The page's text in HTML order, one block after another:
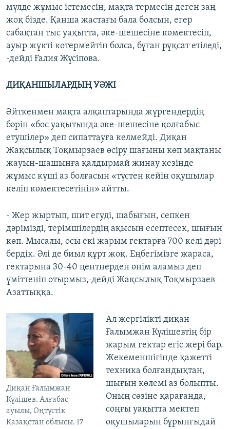
мүлде жұмыс істемесін, мақта термесін деген заң
жоқ бізде. Қанша жастағы бала болсын, егер
сабақтан тыс уақытта, әке-шешесіне көмектесіп,
ауыр жүкті көтермейтін болса, бұған рұқсат етіледі,
-дейді Ғалия Жүсіпова.
ДИҚАНШЫЛАРДЫҢ УӘЖІ
Әйткенмен мақта алқаптарында жүргендердің
бәрін «бос уақытында әке-шешесіне қолғабыс
етушілер» деп сипаттауға келмейді. Диқан
Жақсылық Тоқмырзаев өсіру шағыны көп мақтаны
жауын-шашынға қалдырмай жинау кезінде
жұмыс күші аз болғасын «түстен кейін оқушылар
келіп көмектесетінін» айтты.
- Жер жыртып, шит егуді, шабығын, сепкен
дәрімізді, терімшілердің ақысын есептесек, шығын
көп. Мысалы, осы екі жарым гектарға 700 келі дәрі
бердік. Әлі де биыл құрт жоқ. Еңбегімізге жараса,
гектарына 30-40 центнерден өнім аламыз деп
үміттеніп отырмыз,-дейді Жақсылық Тоқмырзаев
Азаттыққа.
Диқан Ғалымжан
Күлішев. Алғабас
ауылы, Оңтүстік
Қазақстан облысы. 17
Ал жергілікті диқан
Ғалымжан Күлішевтің бір
жарым гектар егіс жері бар.
Жекеменшігінде қажетті
техника болғандықтан,
шығын көлемі аз болыпты.
Оның сөзіне қарағанда,
соңғы уақытта мектеп
оқушыларын бұрынғыдай